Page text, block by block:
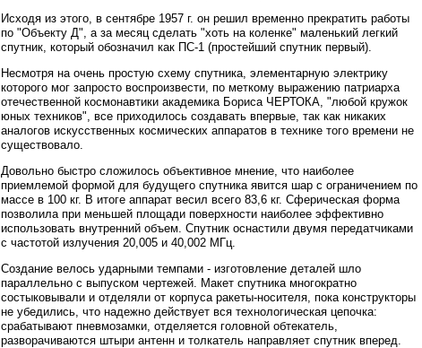
Исходя из этого, в сентябре 1957 г. он решил временно прекратить работы
по "Объекту Д", а за месяц сделать "хоть на коленке" маленький легкий
спутник, который обозначил как ПС-1 (простейший спутник первый).
Несмотря на очень простую схему спутника, элементарную электрику
которого мог запросто воспроизвести, по меткому выражению патриарха
отечественной космонавтики академика Бориса ЧЕРТОКА, "любой кружок
юных техников", все приходилось создавать впервые, так как никаких
аналогов искусственных космических аппаратов в технике того времени не
существовало.
Довольно быстро сложилось объективное мнение, что наиболее
приемлемой формой для будущего спутника явится шар с ограничением по
массе в 100 кг. В итоге аппарат весил всего 83,6 кг. Сферическая форма
позволила при меньшей площади поверхности наиболее эффективно
использовать внутренний объем. Спутник оснастили двумя передатчиками
с частотой излучения 20,005 и 40,002 МГц.
Создание велось ударными темпами - изготовление деталей шло
параллельно с выпуском чертежей. Макет спутника многократно
состыковывали и отделяли от корпуса ракеты-носителя, пока конструкторы
не убедились, что надежно действует вся технологическая цепочка:
срабатывают пневмозамки, отделяется головной обтекатель,
разворачиваются штыри антенн и толкатель направляет спутник вперед.